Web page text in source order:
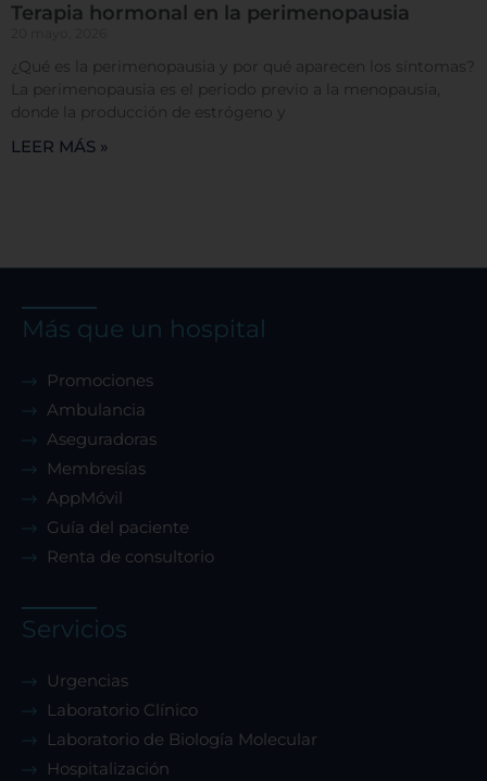
Terapia hormonal en la perimenopausia
¿Qué es la perimenopausia y por qué aparecen los síntomas?
La perimenopausia es el periodo previo a la menopausia,
donde la producción de estrógeno y
LEER MÁS »
Más que un hospital
Promociones
Ambulancia
Aseguradoras
Membresías
AppMóvil
Guía del paciente
Renta de consultorio
Servicios
Urgencias
Laboratorio Clínico
Laboratorio de Biología Molecular
Hospitalización
Rechazar todas